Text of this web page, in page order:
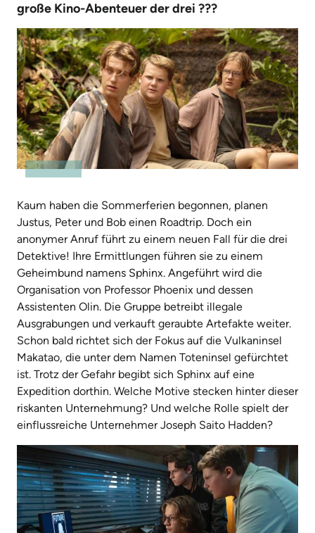
große Kino-Abenteuer der drei ???
Kaum haben die Sommerferien begonnen, planen
Justus, Peter und Bob einen Roadtrip. Doch ein
anonymer Anruf führt zu einem neuen Fall für die drei
Detektive! Ihre Ermittlungen führen sie zu einem
Geheim­bund namens Sphinx. Angeführt wird die
Organisation von Pro­fessor Phoenix und dessen
Assistenten Olin. Die Gruppe betreibt illegale
Ausgrabungen und verkauft geraubte Artefakte weiter.
Schon bald richtet sich der Fokus auf die Vulkaninsel
Makatao, die unter dem Namen Toteninsel gefürchtet
ist. Trotz der Gefahr begibt sich Sphinx auf eine
Expedition dorthin. Welche Motive stecken hinter dieser
riskanten Unternehmung? Und welche Rolle spielt der
einflussreiche Unternehmer Joseph Saito Hadden?